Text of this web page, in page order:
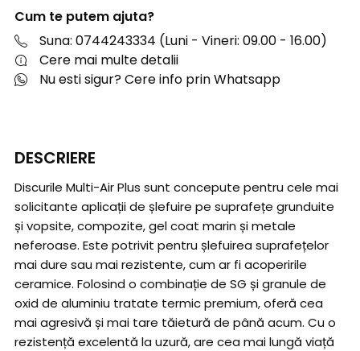
Cum te putem ajuta?
Suna: 0744243334 (Luni - Vineri: 09.00 - 16.00)
Cere mai multe detalii
Nu esti sigur? Cere info prin Whatsapp
DESCRIERE
Discurile Multi-Air Plus sunt concepute pentru cele mai
solicitante aplicații de șlefuire pe suprafețe grunduite
și vopsite, compozite, gel coat marin și metale
neferoase. Este potrivit pentru șlefuirea suprafețelor
mai dure sau mai rezistente, cum ar fi acoperirile
ceramice. Folosind o combinație de SG și granule de
oxid de aluminiu tratate termic premium, oferă cea
mai agresivă și mai tare tăietură de până acum. Cu o
rezistență excelentă la uzură, are cea mai lungă viață